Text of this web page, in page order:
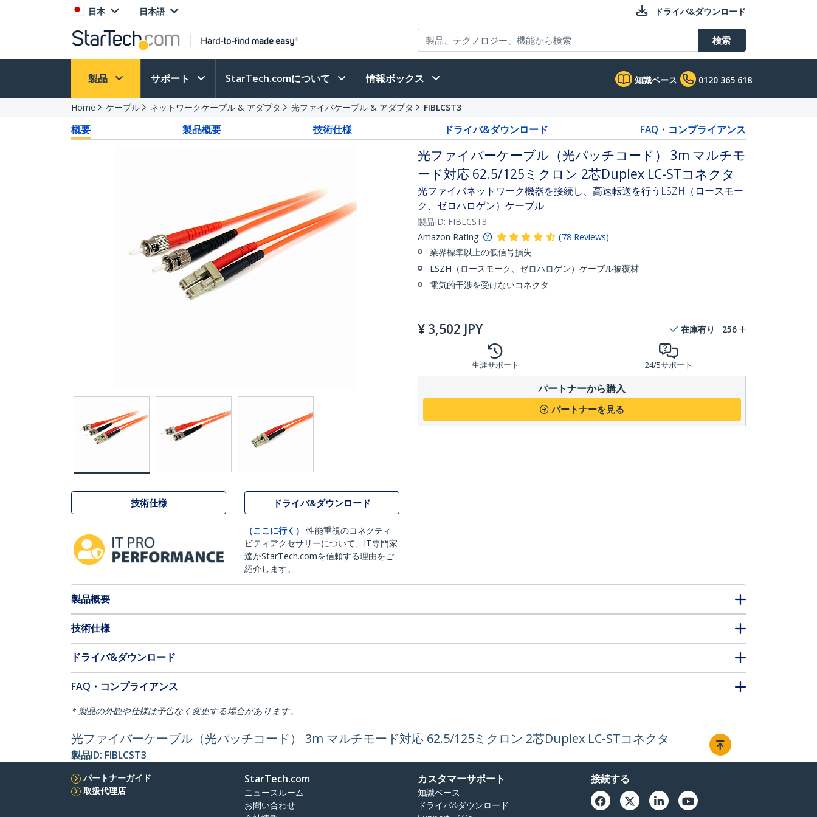
日本 日本語 ドライバ&ダウンロード
検索
製品 サポート StarTech.comについて 情報ボックス 知識ベース 0120 365 618
Home ケーブル ネットワークケーブル & アダプタ 光ファイバケーブル & アダプタ FIBLCST3
概要 製品概要 技術仕様 ドライバ&ダウンロード FAQ・コンプライアンス
技術仕様 ドライバ&ダウンロード
（ここに行く）
性能重視のコネクティ
ビティアクセサリーについて、IT専門家
達がStarTech.comを信頼する理由をご
紹介します。
光ファイバーケーブル（光パッチコード） 3m マルチモ
ード対応 62.5/125ミクロン 2芯Duplex LC-STコネクタ
光ファイバネットワーク機器を接続し、高速転送を行うLSZH（ロースモー
ク、ゼロハロゲン）ケーブル
製品ID: FIBLCST3
Amazon Rating:
(78 Reviews)
業界標準以上の低信号損失
LSZH（ロースモーク、ゼロハロゲン）ケーブル被覆材
電気的干渉を受けないコネクタ
¥ 3,502 JPY 在庫有り 256
生涯サポート 24/5サポート
パートナーから購入
パートナーを見る
製品概要
技術仕様
ドライバ&ダウンロード
FAQ・コンプライアンス
* 製品の外観や仕様は予告なく変更する場合があります。
光ファイバーケーブル（光パッチコード） 3m マルチモード対応 62.5/125ミクロン 2芯Duplex LC-STコネクタ
製品ID: FIBLCST3
パートナーガイド
取扱代理店
StarTech.com
ニュースルーム
お問い合わせ
カスタマーサポート
知識ベース
ドライバ&ダウンロード
接続する